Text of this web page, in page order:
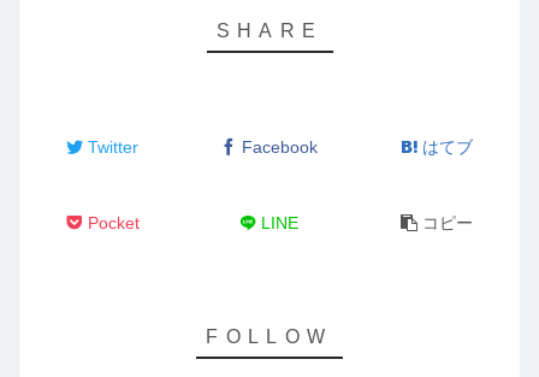
Twitter Facebook はてブ
Pocket LINE コピー